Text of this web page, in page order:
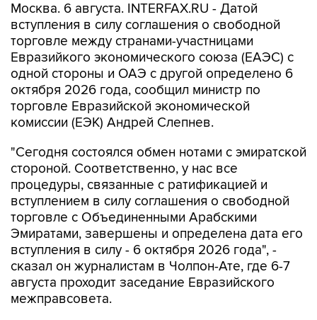
Москва. 6 августа. INTERFAX.RU - Датой
вступления в силу соглашения о свободной
торговле между странами-участницами
Евразийкого экономического союза (ЕАЭС) с
одной стороны и ОАЭ с другой определено 6
октября 2026 года, сообщил министр по
торговле Евразийской экономической
комиссии (ЕЭК) Андрей Слепнев.
"Сегодня состоялся обмен нотами с эмиратской
стороной. Соответственно, у нас все
процедуры, связанные с ратификацией и
вступлением в силу соглашения о свободной
торговле с Объединенными Арабскими
Эмиратами, завершены и определена дата его
вступления в силу - 6 октября 2026 года", -
сказал он журналистам в Чолпон-Ате, где 6-7
августа проходит заседание Евразийского
межправсовета.